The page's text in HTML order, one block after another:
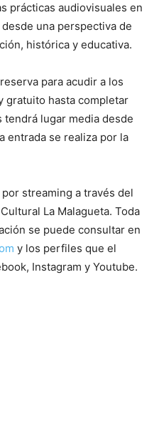
prácticas audiovisuales en
una perspectiva de
histórica y educativa.
para acudir a los
gratuito hasta completar
lugar media desde
entrada se realiza por la
streaming a través del
La Malagueta. Toda
se puede consultar en
y los perfiles que el
Instagram y Youtube.